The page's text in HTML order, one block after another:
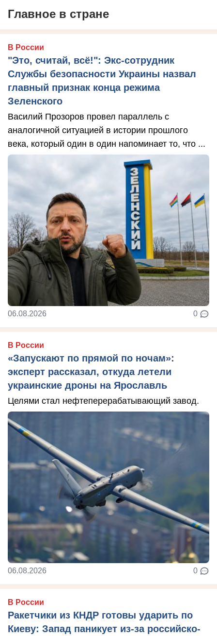
Главное в стране
В России
"Это, считай, всё!": Экс-сотрудник
Службы безопасности Украины назвал
главный признак конца режима
Зеленского
Василий Прозоров провел параллель с
аналогичной ситуацией в истории прошлого
века, который один в один напоминает то, что ...
06.08.2026 0
В России
«Запускают по прямой по ночам»:
эксперт рассказал, откуда летели
украинские дроны на Ярославль
Целями стал нефтеперерабатывающий завод.
06.08.2026 0
В России
Ракетчики из КНДР готовы ударить по
Киеву: Запад паникует из-за российско-